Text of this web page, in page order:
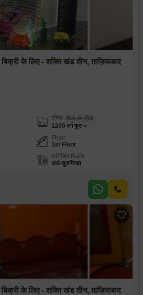
के लिए - शक्ति खंड तीन, ग़ाज़ियाबाद
एरिया बिल्ट-अप एरिया
1200 वर्ग फुट
Floor
1st Floor
फर्निशिंग स्थिति
अर्ध-सुसज्जित
के लिए - शक्ति खंड तीन, ग़ाज़ियाबाद